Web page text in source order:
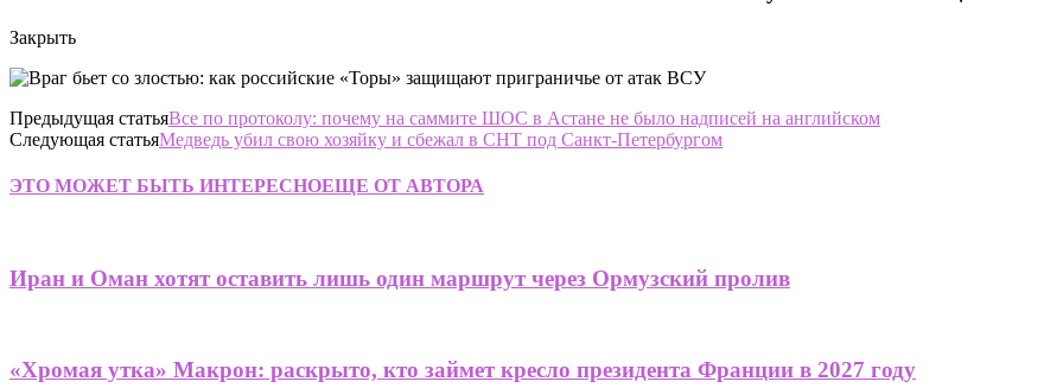
Закрыть
Предыдущая статьяВсе по протоколу: почему на саммите ШОС в Астане не было надписей на английском
Следующая статьяМедведь убил свою хозяйку и сбежал в СНТ под Санкт-Петербургом
ЭТО МОЖЕТ БЫТЬ ИНТЕРЕСНОЕЩЕ ОТ АВТОРА
Иран и Оман хотят оставить лишь один маршрут через Ормузский пролив
«Хромая утка» Макрон: раскрыто, кто займет кресло президента Франции в 2027 году